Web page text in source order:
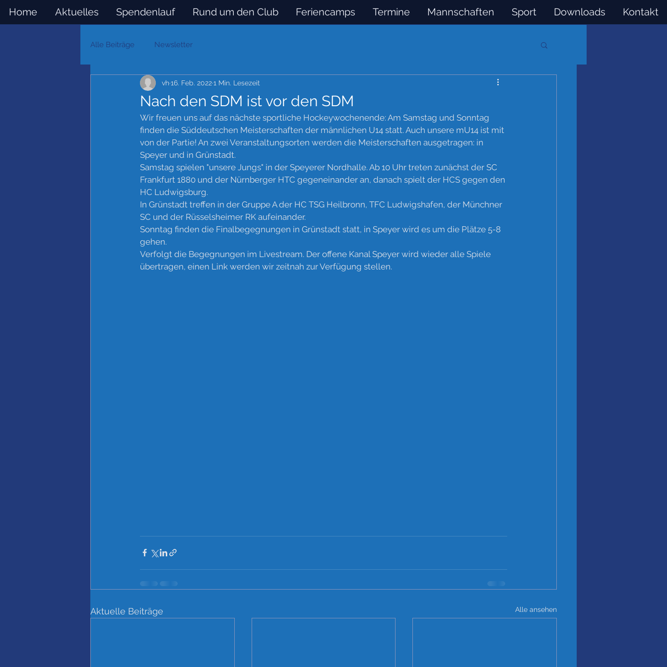
Home Aktuelles Spendenlauf Rund um den Club Feriencamps Termine Mannschaften Sport Downloads Kontakt
Alle Beiträge Newsletter
Nach den SDM ist vor den SDM
vh16. Feb. 20221 Min. Lesezeit
Wir freuen uns auf das nächste sportliche Hockeywochenende: Am Samstag und Sonntag
finden die Süddeutschen Meisterschaften der männlichen U14 statt. Auch unsere mU14 ist mit
von der Partie! An zwei Veranstaltungsorten werden die Meisterschaften ausgetragen: in
Speyer und in Grünstadt.
Samstag spielen "unsere Jungs" in der Speyerer Nordhalle. Ab 10 Uhr treten zunächst der SC
Frankfurt 1880 und der Nürnberger HTC gegeneinander an, danach spielt der HCS gegen den
HC Ludwigsburg.
In Grünstadt treffen in der Gruppe A der HC TSG Heilbronn, TFC Ludwigshafen, der Münchner
SC und der Rüsselsheimer RK aufeinander.
Sonntag finden die Finalbegegnungen in Grünstadt statt, in Speyer wird es um die Plätze 5-8
gehen.
Verfolgt die Begegnungen im Livestream. Der offene Kanal Speyer wird wieder alle Spiele
übertragen, einen Link werden wir zeitnah zur Verfügung stellen.
Aktuelle Beiträge Alle ansehen